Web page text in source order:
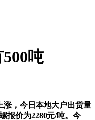
吨
，今日本地大户出货量
报价为2280元/吨。今